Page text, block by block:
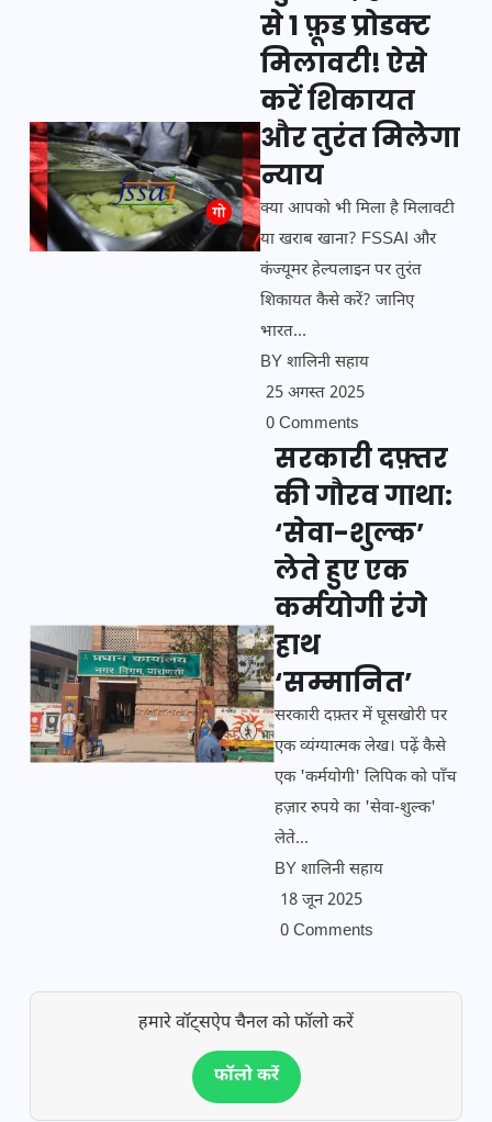
से 1 फ़ूड प्रोडक्ट
मिलावटी! ऐसे
करें शिकायत
और तुरंत मिलेगा
न्याय
क्या आपको भी मिला है मिलावटी
या खराब खाना? FSSAI और
कंज्यूमर हेल्पलाइन पर तुरंत
शिकायत कैसे करें? जानिए
भारत...
BYशालिनी सहाय
25 अगस्त 2025
0 Comments
सरकारी दफ़्तर
की गौरव गाथा:
‘सेवा-शुल्क’
लेते हुए एक
कर्मयोगी रंगे
हाथ
‘सम्मानित’
सरकारी दफ़्तर में घूसखोरी पर
एक व्यंग्यात्मक लेख। पढ़ें कैसे
एक 'कर्मयोगी' लिपिक को पाँच
हज़ार रुपये का 'सेवा-शुल्क'
लेते...
BYशालिनी सहाय
18 जून 2025
0 Comments
हमारे वॉट्सऐप चैनल को फॉलो करें
फॉलो करें